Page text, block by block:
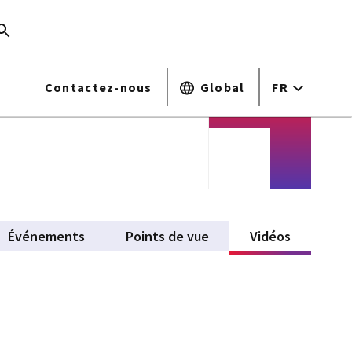
Contactez-nous Global FR
Événements Points de vue Vidéos